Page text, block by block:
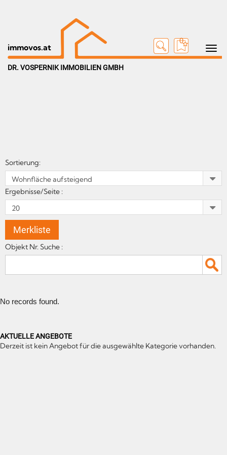
Toggle
immovos.at
0
DR. VOSPERNIK IMMOBILIEN GMBH
Sortierung:
Ergebnisse/Seite :
Merkliste
Objekt Nr. Suche :
No records found.
AKTUELLE ANGEBOTE
Derzeit ist kein Angebot für die ausgewählte Kategorie vorhanden.